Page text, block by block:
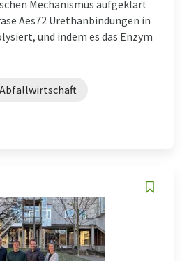
Mechanismus aufgeklärt
Aes72 Urethanbindungen in
und indem es das Enzym
Abfallwirtschaft